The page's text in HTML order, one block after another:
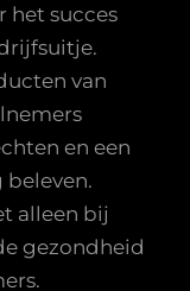
het succes
van
en een
alleen bij
gezondheid